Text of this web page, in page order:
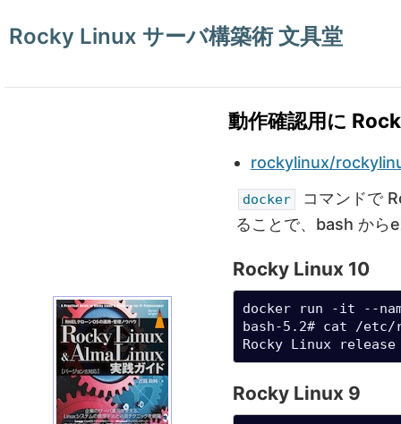
Rocky Linux サーバ構築術 文具堂
動作確認用に
rockylinux/
docker
コマンドで
ることで、bash から
Rocky Linux 10
docker run -it --
bash-5.2# cat /etc/
Rocky Linux
Rocky Linux 9